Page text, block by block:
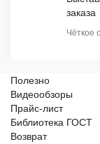
заказа
Чёткое
Полезно
Видеообзоры
Прайс-лист
Библиотека ГОСТ
Возврат